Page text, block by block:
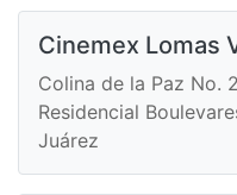
Cinemex Lomas
Colina de la Paz No.
Residencial
Juárez